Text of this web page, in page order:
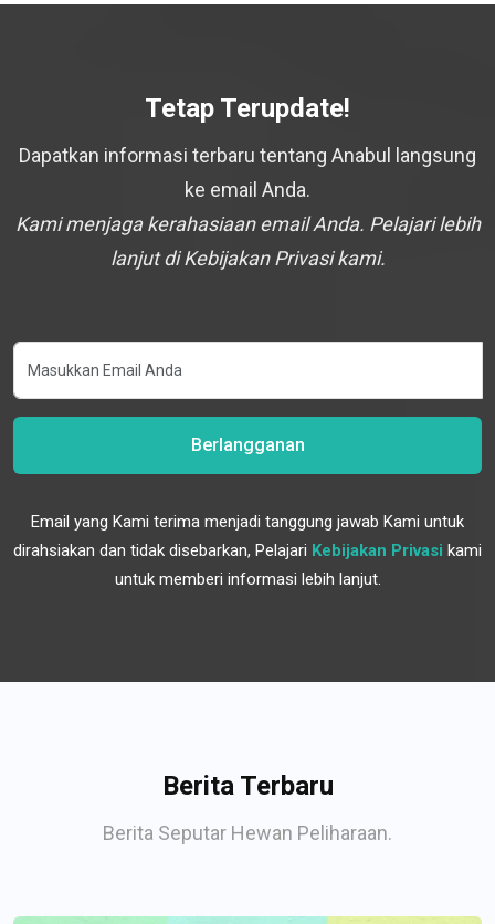
Tetap Terupdate!
Dapatkan informasi terbaru tentang Anabul langsung
ke email Anda.
Kami menjaga kerahasiaan email Anda. Pelajari lebih
lanjut di Kebijakan Privasi kami.
Berlangganan
Email yang Kami terima menjadi tanggung jawab Kami untuk
dirahsiakan dan tidak disebarkan, Pelajari Kebijakan Privasi kami
untuk memberi informasi lebih lanjut.
Berita Terbaru
Berita Seputar Hewan Peliharaan.